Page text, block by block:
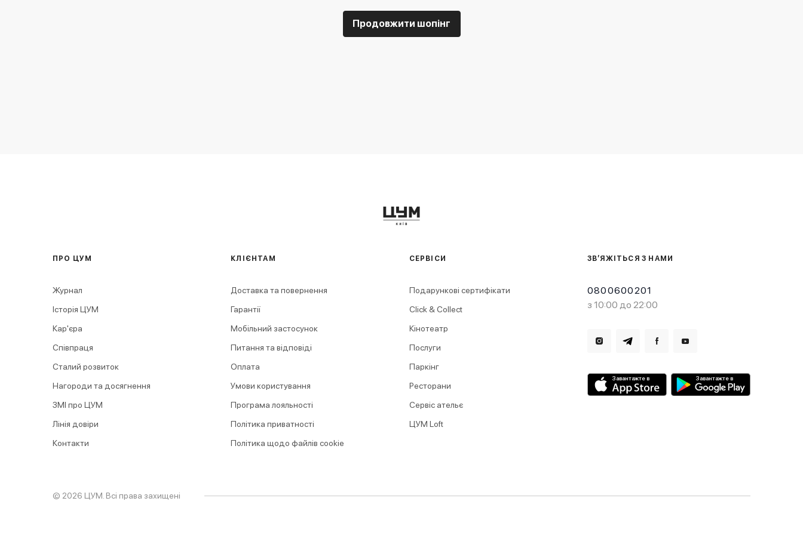
Продовжити шопінг
ЗВ’ЯЖІТЬСЯ З НАМИ
0800600201
з 10:00 до 22:00
Завантажте в Завантажте в
ПРО ЦУМ
Журнал
Історія ЦУМ
Кар'єра
Співпраця
Сталий розвиток
Нагороди та досягнення
ЗМІ про ЦУМ
Лінія довіри
Контакти
КЛІЄНТАМ
Доставка та повернення
Гарантії
Мобільний застосунок
Питання та відповіді
Оплата
Умови користування
Програма лояльності
Політика приватності
Політика щодо файлів cookie
СЕРВІСИ
Подарункові сертифікати
Click & Collect
Кінотеатр
Послуги
Паркінг
Ресторани
Сервіс ательє
ЦУМ Loft
© 2026 ЦУМ. Всі права захищені